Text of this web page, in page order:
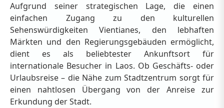
Aufgrund seiner strategischen Lage, die einen
einfachen Zugang zu den kulturellen
Sehenswürdigkeiten Vientianes, den lebhaften
Märkten und den Regierungsgebäuden ermöglicht,
dient es als beliebtester Ankunftsort für
internationale Besucher in Laos. Ob Geschäfts- oder
Urlaubsreise – die Nähe zum Stadtzentrum sorgt für
einen nahtlosen Übergang von der Anreise zur
Erkundung der Stadt.